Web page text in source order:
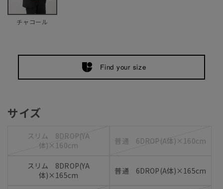
チャコール
Find your size
サイズ
スリム 8DROP(YA
体)×160cm
普通 6DROP(A体)×160cm
スリム 8DROP(YA
体)×165cm
普通 6DROP(A体)×165cm